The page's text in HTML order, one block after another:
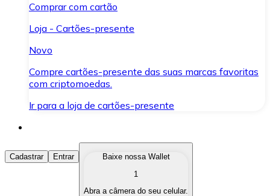
Comprar com cartão
Loja - Cartões-presente
Novo
Compre cartões-presente das suas marcas favoritas
com criptomoedas.
Ir para a loja de cartões-presente
Comprar Criptomoedas
Compre as criptomoedas de seu interesse de forma
Cadastrar Entrar
Baixe nossa Wallet
1
Abra a câmera do seu celular.